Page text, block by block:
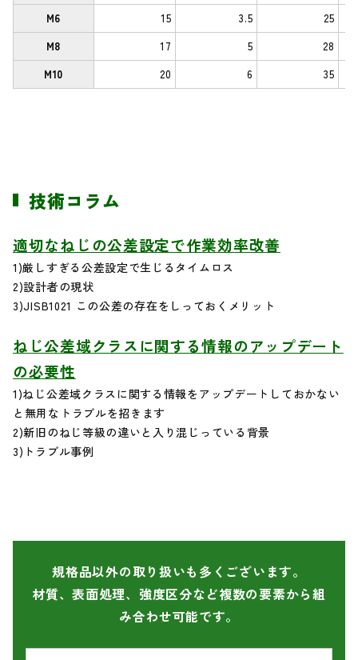
M6 15 3.5
25
M8
17 5
28
M10
20 6 35
技術コラム
適切なねじの公差設定で作業効率改善
1)厳しすぎる公差設定で生じるタイムロス
2)設計者の現状
3)JISB1021 この公差の存在をしっておくメリット
ねじ公差域クラスに関する情報のアップデート
の必要性
1)ねじ公差域クラスに関する情報をアップデートしておかない
と無用なトラブルを招きます
2)新旧のねじ等級の違いと入り混じっている背景
3)トラブル事例
規格品以外の取り扱いも多くございます。
材質、表面処理、強度区分など複数の要素から組
み合わせ可能です。